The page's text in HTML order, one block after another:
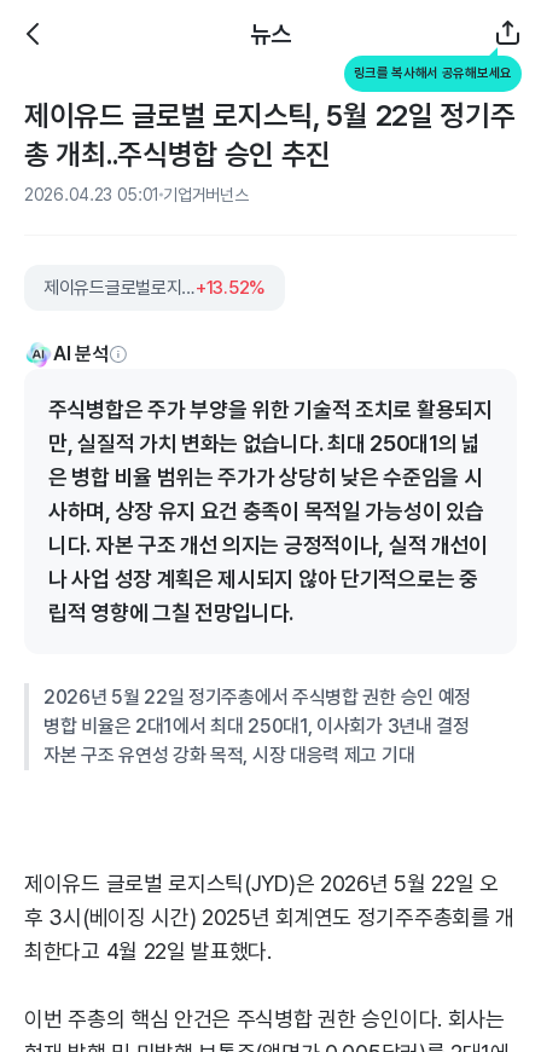
뉴스
링크를 복사해서 공유해보세요
제이유드 글로벌 로지스틱, 5월 22일 정기주
총 개최..주식병합 승인 추진
2026.04.23 05:01 기업거버넌스
제이유드글로벌로지스틱+13.52%
AI 분석
주식병합은 주가 부양을 위한 기술적 조치로 활용되지
만, 실질적 가치 변화는 없습니다. 최대 250대1의 넓
은 병합 비율 범위는 주가가 상당히 낮은 수준임을 시
사하며, 상장 유지 요건 충족이 목적일 가능성이 있습
니다. 자본 구조 개선 의지는 긍정적이나, 실적 개선이
나 사업 성장 계획은 제시되지 않아 단기적으로는 중
립적 영향에 그칠 전망입니다.
2026년 5월 22일 정기주총에서 주식병합 권한 승인 예정
병합 비율은 2대1에서 최대 250대1, 이사회가 3년내 결정
자본 구조 유연성 강화 목적, 시장 대응력 제고 기대
제이유드 글로벌 로지스틱(JYD)은 2026년 5월 22일 오
후 3시(베이징 시간) 2025년 회계연도 정기주주총회를 개
최한다고 4월 22일 발표했다.
이번 주총의 핵심 안건은 주식병합 권한 승인이다. 회사는